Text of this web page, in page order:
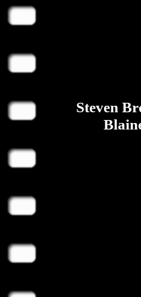
Steven